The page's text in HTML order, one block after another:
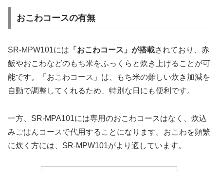
おこわコースの有無
SR-MPW101には 「おこわコース」が搭載されており、赤
飯やおこわなどのもち米をふっくらと炊き上げることが可
能です。「おこわコース」は、もち米の難しい炊き加減を
自動で調整してくれるため、特別な日にも便利です。
一方、SR-MPA101には専用のおこわコースはなく、炊込
みごはんコースで代用することになります。おこわを頻繁
に炊く方には、SR-MPW101がより適しています。